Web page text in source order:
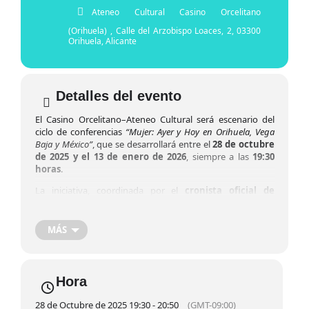
Ateneo Cultural Casino Orcelitano
(Orihuela) , Calle del Arzobispo Loaces, 2, 03300
Orihuela, Alicante
Detalles del evento
El Casino Orcelitano–Ateneo Cultural será escenario del
ciclo de conferencias “Mujer: Ayer y Hoy en Orihuela, Vega
Baja y México”, que se desarrollará entre el28 de octubre
de 2025 y el 13 de enero de 2026, siempre a las 19:30
horas.
La iniciativa, coordinada por el cronista oficial de
Orihuela y Zacatecas (México)
Cátedra Loazes
cultural de la mujer en ambos territorios.
directora de la Cátedra Loazes, Maribel Peñalver
MÁS
Hora
28 de Octubre de 2025 19:30 - 20:50 (GMT-09:00)